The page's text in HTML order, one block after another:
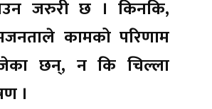
जरुरी छ । किनकि,
कामको परिणाम
छन्, न कि चिल्ला
।